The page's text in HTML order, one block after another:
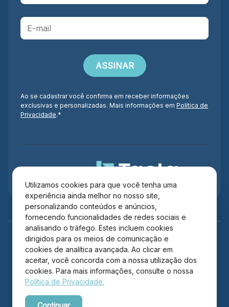
Utilizamos cookies para que você tenha uma
experiência ainda melhor no nosso site,
personalizando conteúdos e anúncios,
fornecendo funcionalidades de redes sociais e
analisando o tráfego. Estes incluem cookies
dirigidos para os meios de comunicação e
cookies de analítica avançada. Ao clicar em
aceitar, você concorda com a nossa utilização dos
cookies. Para mais informações, consulte o nossa
Política de Privacidade.
Continuar
Ao se cadastrar você confirma em receber informações
exclusivas e personalizadas. Mais informações em Política de
Privacidade.*
Copyright © 2026 Itajaí Shopping – Todos os direitos